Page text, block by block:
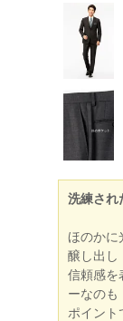
洗練され
ほのかに
醸し出し
信頼感を
ーなのも
ポイント